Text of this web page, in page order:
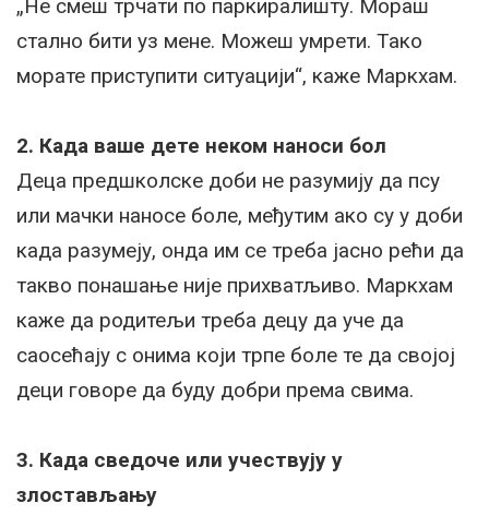
„Не смеш трчати по паркиралишту. Мораш
стално бити уз мене. Можеш умрети. Тако
морате приступити ситуацији“, каже Маркхам.
2. Када ваше дете неком наноси бол
Деца предшколске доби не разумију да псу
или мачки наносе боле, међутим ако су у доби
када разумеју, онда им се треба јасно рећи да
такво понашање није прихватљиво. Маркхам
каже да родитељи треба децу да уче да
саосећају с онима који трпе боле те да својој
деци говоре да буду добри према свима.
3. Када сведоче или учествују у
злостављању